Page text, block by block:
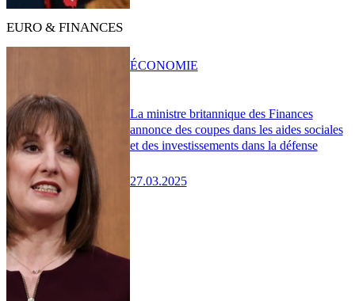
EURO & FINANCES
La ministre britannique des Finances
annonce des coupes dans les aides sociales
et des investissements dans la défense
27.03.2025
ÉCONOMIE